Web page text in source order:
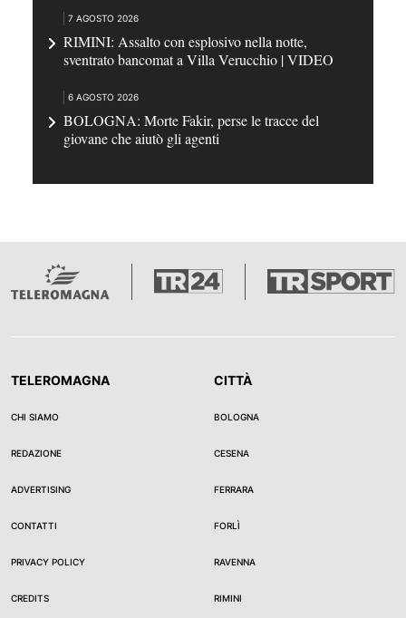
7 AGOSTO 2026
RIMINI: Assalto con esplosivo nella notte,
sventrato bancomat a Villa Verucchio | VIDEO
6 AGOSTO 2026
BOLOGNA: Morte Fakir, perse le tracce del
giovane che aiutò gli agenti
TELEROMAGNA
CHI SIAMO
REDAZIONE
ADVERTISING
CONTATTI
PRIVACY POLICY
CREDITS
CITTÀ
BOLOGNA
CESENA
FERRARA
FORLÌ
RAVENNA
RIMINI